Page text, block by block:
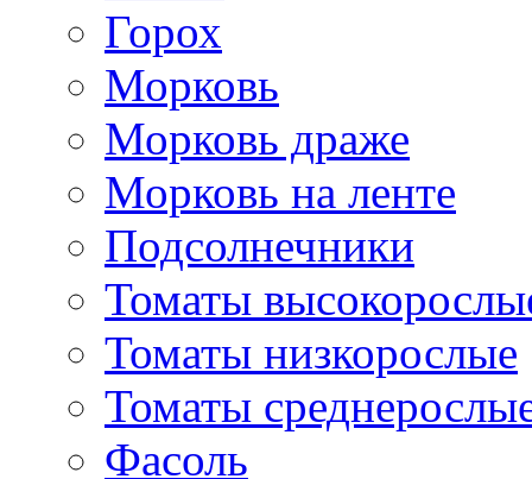
Горох
Морковь
Морковь драже
Морковь на ленте
Подсолнечники
Томаты
Томаты низкорослые
Томаты
Фасоль